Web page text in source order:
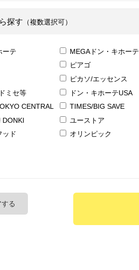
テ
探す （複数選択可）
ーテ
MEGAドン・キホーテ
ピアゴ
ピカソ/エッセンス
ミセ等
ドン・キホーテUSA
CENTRAL
TIMES/BIG SAVE
DONKI
ユーストア
ッド
オリンピック